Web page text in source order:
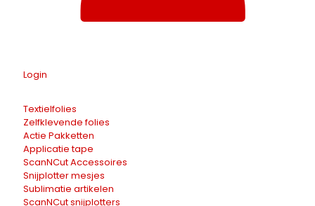
Login
Textielfolies
Zelfklevende folies
Actie Pakketten
Applicatie tape
ScanNCut Accessoires
Snijplotter mesjes
Sublimatie artikelen
ScanNCut snijplotters